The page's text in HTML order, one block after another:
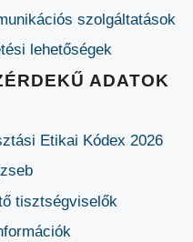
szolgáltatások
lehetőségek
ADATOK
Etikai Kódex 2026
tisztségviselők